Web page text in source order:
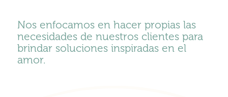
Nos enfocamos en hacer propias las
necesidades de nuestros clientes para
brindar soluciones inspiradas en el
amor.